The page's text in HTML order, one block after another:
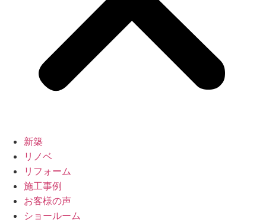
新築
リノベ
リフォーム
施工事例
お客様の声
ショールーム